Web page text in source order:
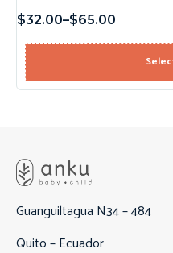
$32.00–$65.00
Guanguiltagua N34 – 484
Quito – Ecuador